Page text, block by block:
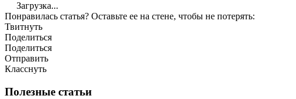
Загрузка...
Понравилась статья? Оставьте ее на стене, чтобы не потерять:
Твитнуть
Поделиться
Поделиться
Отправить
Класснуть
Полезные статьи